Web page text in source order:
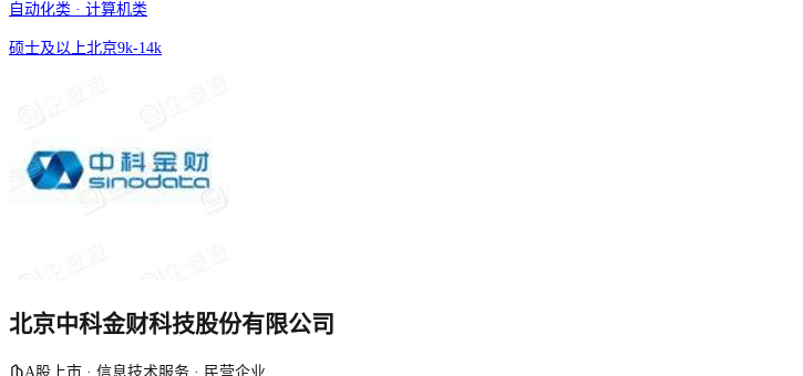
自动化类 · 计算机类
硕士及以上北京9k-14k
北京中科金财科技股份有限公司
A股上市 · 信息技术服务 · 民营企业